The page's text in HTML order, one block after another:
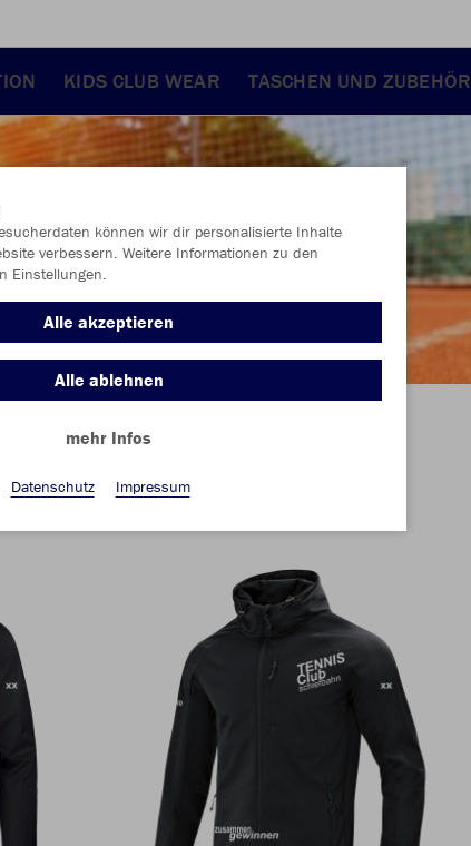
KIDS CLUB WEAR TASCHEN UND ZUBEHÖR
können wir dir personalisierte Inhalte
verbessern. Weitere Informationen zu den
Einstellungen.
Alle akzeptieren
Alle ablehnen
mehr Infos
Datenschutz Impressum